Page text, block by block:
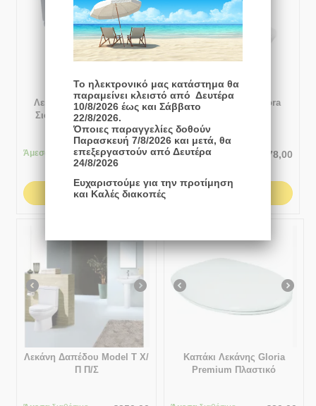
Λεκάνη Δαπέδου Κάτω
Σιφώνι με Καζανάκι με
Κάλυμμα Soft Close
Πλαστικό Huida Miranda
Άμεσα διαθέσιμο €250,00
ΑΓΟΡΆ
Λεκάνη Δαπέδου Dora
Άμεσαδιαθέσιμο 178,00
Λεκάνη Δαπέδου Model T Χ/
Π Π/Σ
Καπάκι Λεκάνης Gloria
Premium Πλαστικό
Το ηλεκτρονικό μας κατάστημα θα
παραμείνει κλειστό από Δευτέρα
10/8/2026 έως και Σάββατο
22/8/2026.
Όποιες παραγγελίες δοθούν
Παρασκευή 7/8/2026 και μετά, θα
επεξεργαστούν από Δευτέρα
24/8/2026
Ευχαριστούμε για την προτίμηση
και Καλές διακοπές